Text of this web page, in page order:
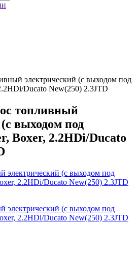
электрический (с выходом под
Ducato New(250) 2.3JTD
топливный
выходом под
Boxer, 2.2HDi/Ducato